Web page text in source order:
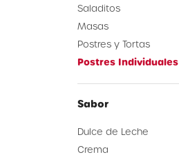
Saladitos
Masas
Postres y Tortas
Postres Individuales
Sabor
Dulce de Leche
Crema